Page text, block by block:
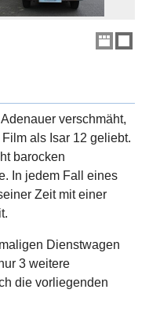
verschmäht,
als Isar 12 geliebt.
barocken
In jedem Fall eines
Zeit mit einer
Dienstwagen
3 weitere
die vorliegenden